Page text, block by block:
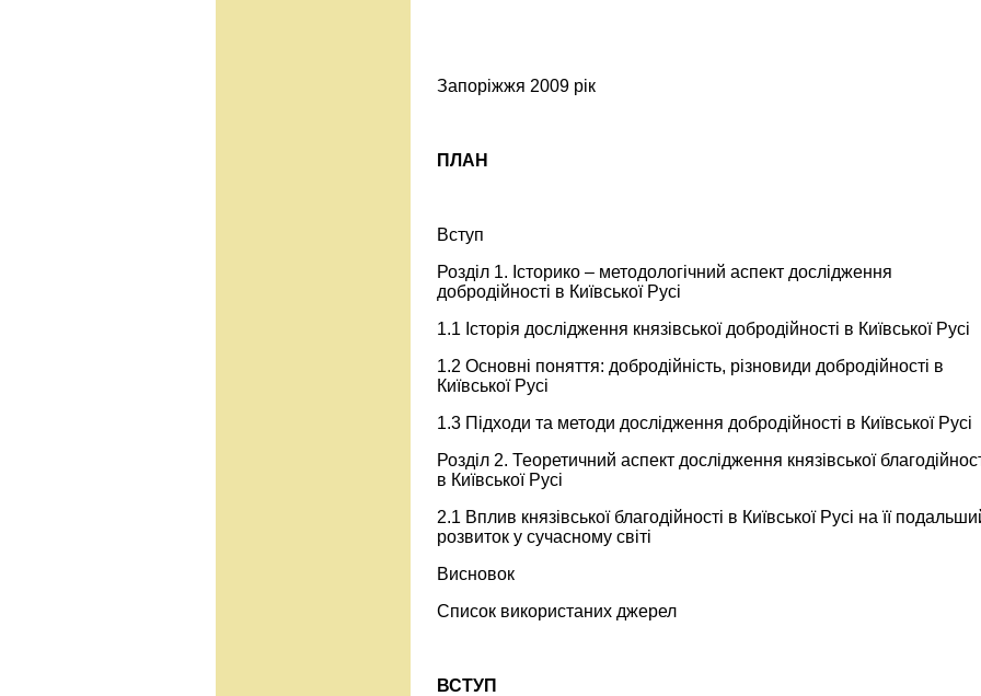
Запоріжжя 2009 рік
ПЛАН
Вступ
Розділ 1. Історико – методологічний аспект дослідження
добродійності в Київської Русі
1.1 Історія дослідження князівської добродійності в Київської Русі
1.2 Основні поняття: добродійність, різновиди добродійності в
Київської Русі
1.3 Підходи та методи дослідження добродійності в Київської Русі
Розділ 2. Теоретичний аспект дослідження князівської
в Київської Русі
2.1 Вплив князівської благодійності в Київської Русі на її
розвиток у сучасному світі
Висновок
Список використаних джерел
ВСТУП